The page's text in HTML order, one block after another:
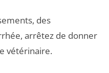
des
arrêtez de donner
vétérinaire.